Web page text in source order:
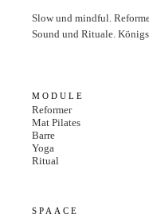
Slow und mindful.
Sound und Rituale.
MODULE
Reformer
Mat Pilates
Barre
Yoga
Ritual
SPAACE